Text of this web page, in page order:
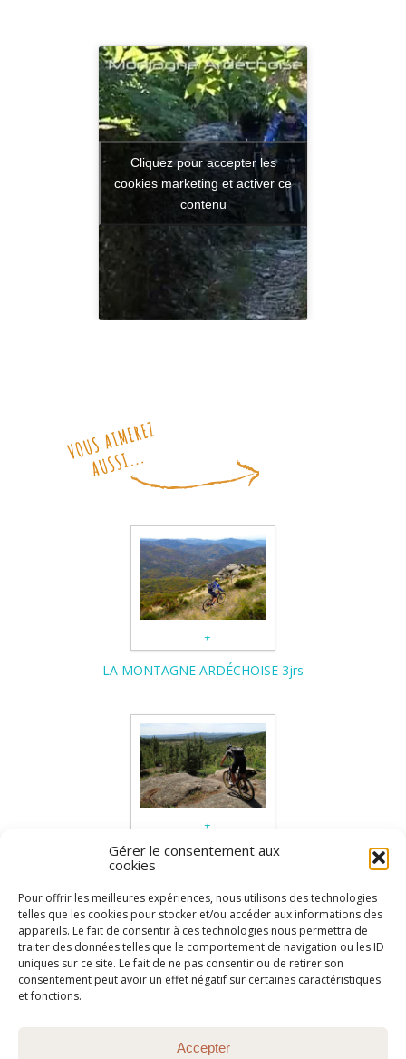
Gérer le consentement aux
cookies
Pour offrir les meilleures expériences, nous utilisons des technologies
telles que les cookies pour stocker et/ou accéder aux informations des
appareils. Le fait de consentir à ces technologies nous permettra de
traiter des données telles que le comportement de navigation ou les ID
uniques sur ce site. Le fait de ne pas consentir ou de retirer son
consentement peut avoir un effet négatif sur certaines caractéristiques
et fonctions.
Accepter
électrique et
possibilité d’en
louer.
Cliquez pour accepter les
cookies marketing et activer ce
contenu
+
LA MONTAGNE ARDÉCHOISE 3jrs
+
ARDÈCHE MÉRIDIONALE 3jrs